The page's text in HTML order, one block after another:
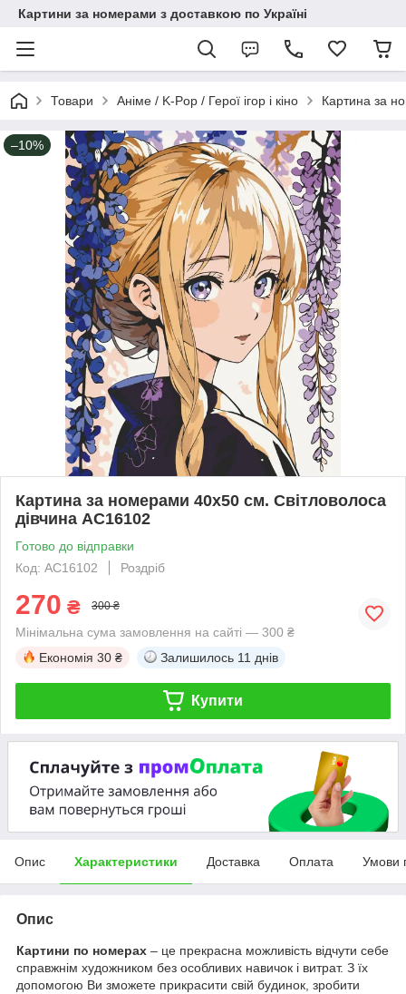
Картини за номерами з доставкою по Україні
Товари Аніме / K-Pop / Герої ігор і кіно Картина за
–10%
Картина за номерами 40х50 см. Світловолоса
дівчина AC16102
Готово до відправки
Код: AC16102
Роздріб
270 ₴ 300 ₴
Мінімальна сума замовлення на сайті — 300 ₴
Економія 30 ₴ Залишилось 11 днів
Купити
Опис Характеристики Доставка Оплата Умови
Опис
Картини по номерах – це прекрасна можливість відчути себе
справжнім художником без особливих навичок і витрат. З їх
допомогою Ви зможете прикрасити свій будинок, зробити